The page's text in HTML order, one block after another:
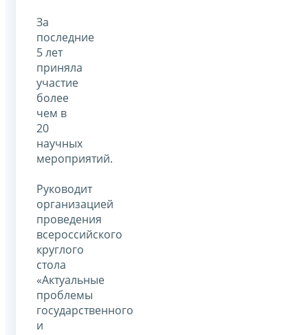
За
последние
5 лет
приняла
участие
более
чем в
20
научных
мероприятий.
Руководит
организацией
проведения
всероссийского
круглого
стола
«Актуальные
проблемы
государственного
и